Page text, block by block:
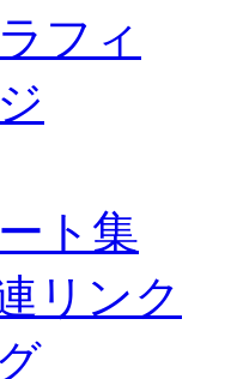
フィ
ト集
リンク